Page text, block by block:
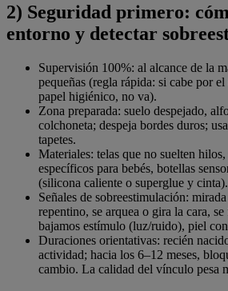
2) Seguridad primero:
entorno y detectar
Supervisión 100%: al alcance de la
pequeñas (regla rápida: si cabe por
papel higiénico, no va).
Zona preparada: suelo despejado,
colchoneta; despeja bordes duros;
tapetes.
Materiales: telas que no suelten
específicos para bebés, botellas
(silicona caliente o superglue y cinta).
Señales de sobreestimulación:
repentino, se arquea o gira la cara,
bajamos estímulo (luz/ruido), piel
Duraciones orientativas: recién
actividad; hacia los 6–12 meses,
cambio. La calidad del vínculo pesa